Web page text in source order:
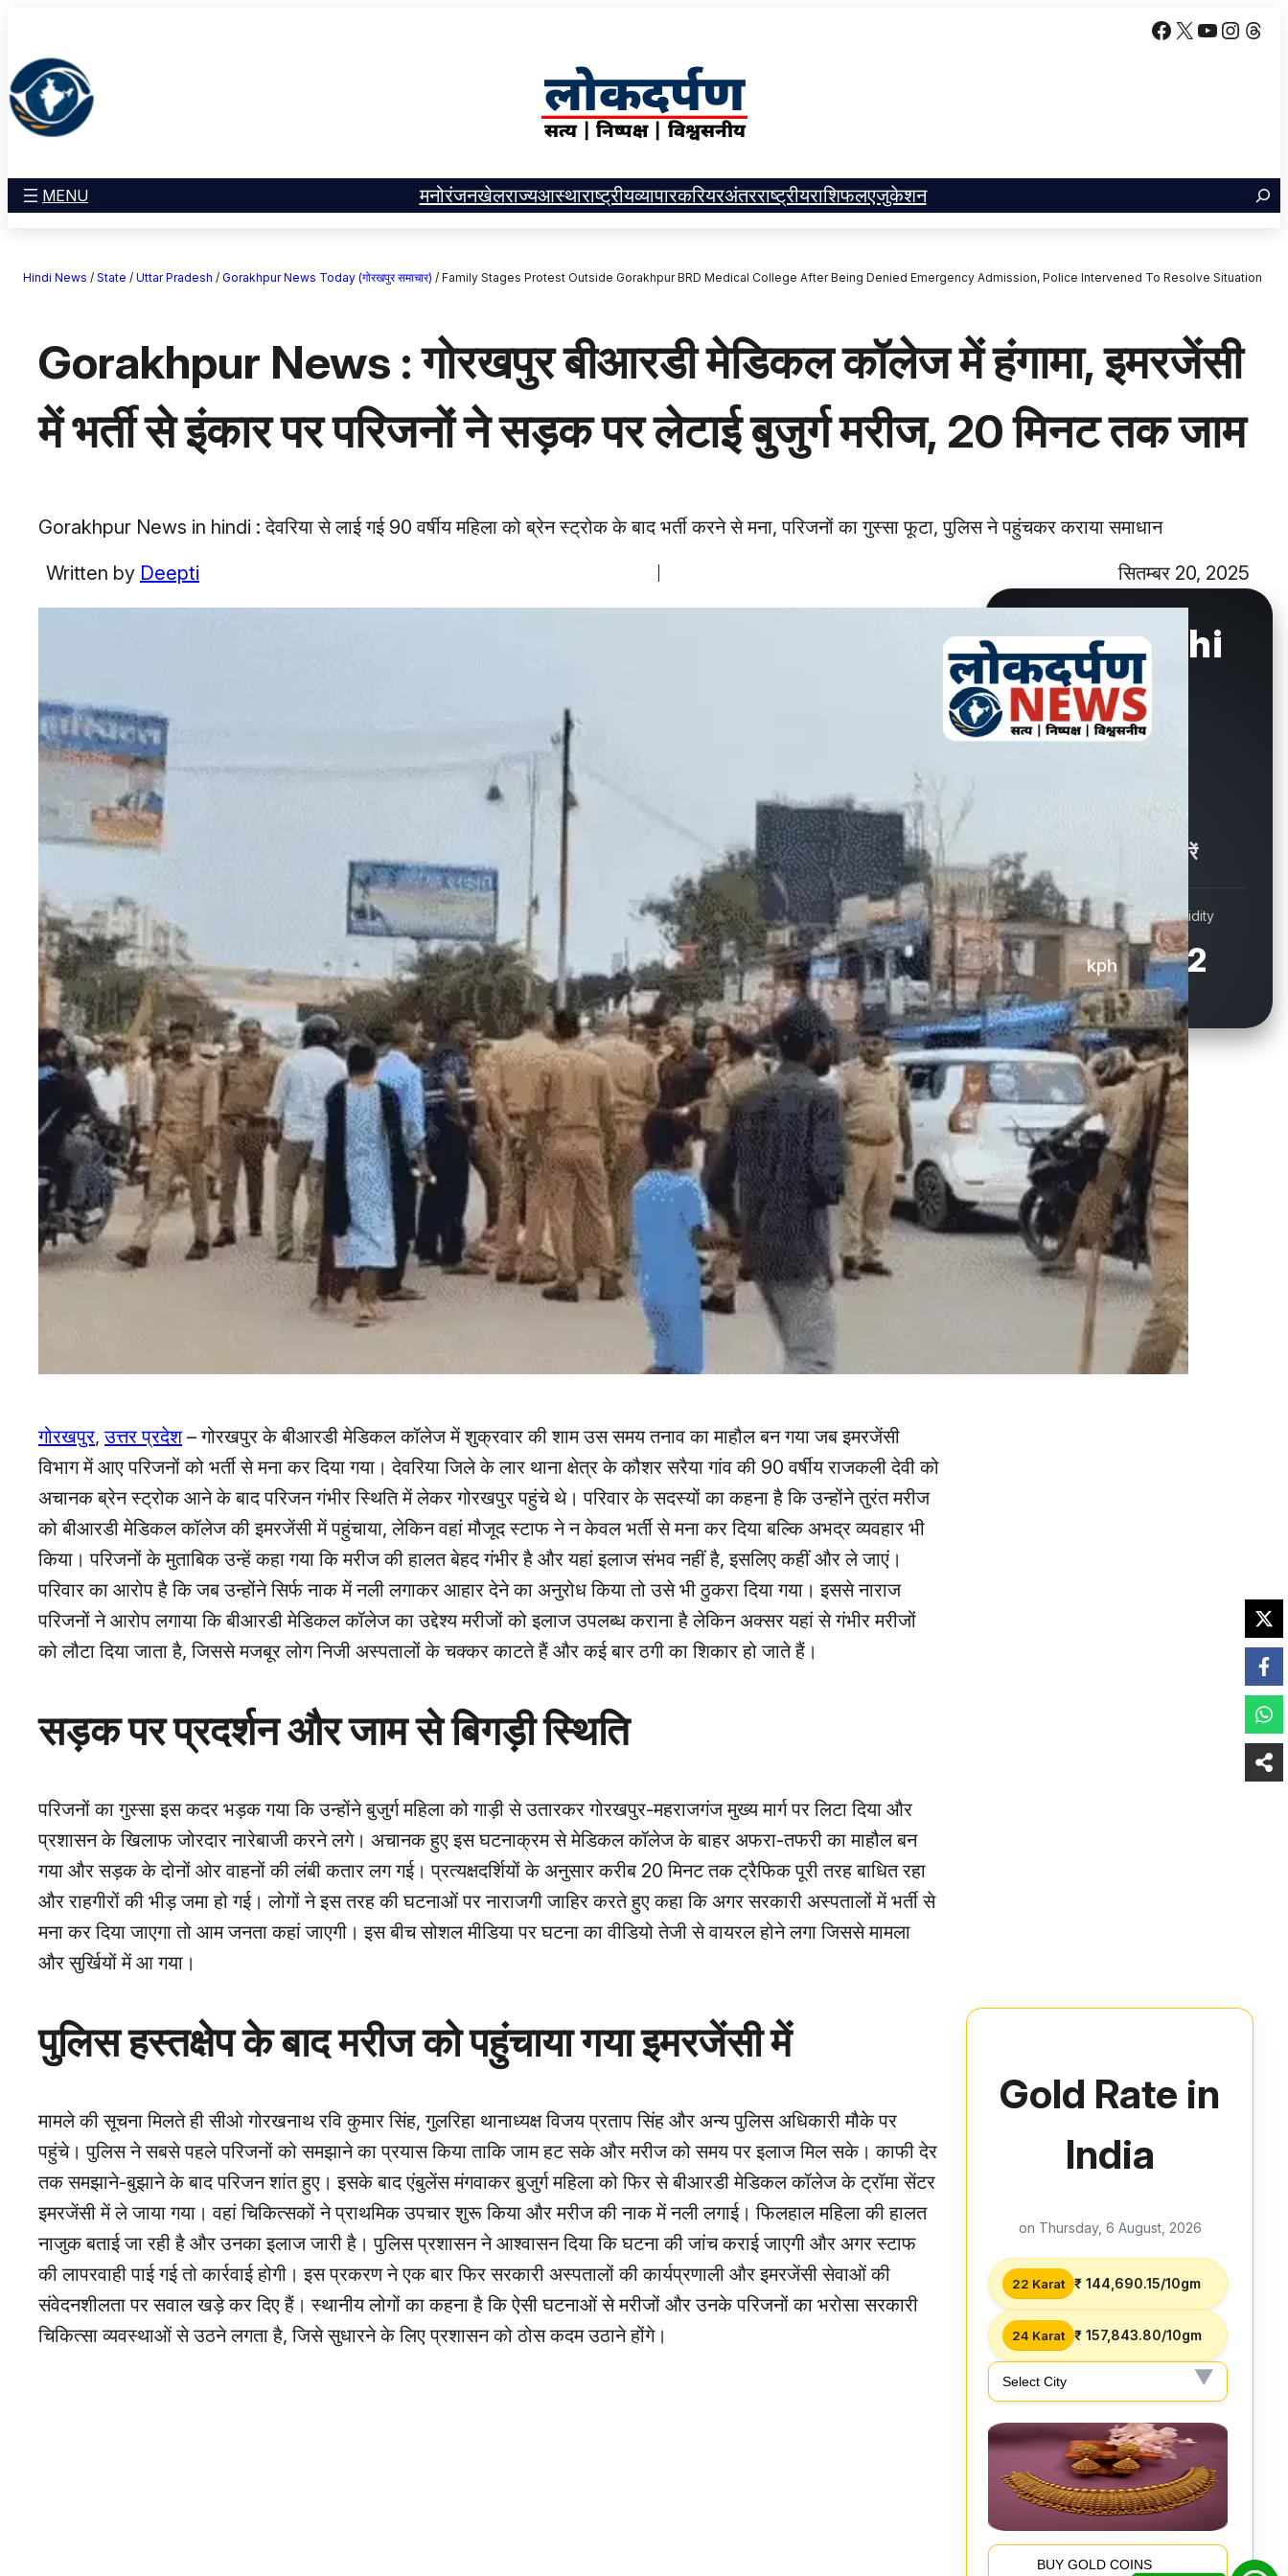
जाएं
Facebook
X YouTube
MENU
खेल
राज्य
आस्था
व्यापार
राशिफल
Facebook InstagramX
मनोरंजनखेलराज्यआस्थाराष्ट्रीयव्यापारकरियरअंतरराष्ट्रीयराशिफलएजुकेशन
Hindi News / State / Uttar Pradesh / Gorakhpur News Today (गोरखपुर समाचार) / Family Stages Protest Outside Gorakhpur BRD Medical College After Being Denied Emergency Admission, Police Intervened To Resolve Situation
Gorakhpur News : गोरखपुर बीआरडी मेडिकल कॉलेज में हंगामा, इमरजेंसी
में भर्ती से इंकार पर परिजनों ने सड़क पर लेटाई बुजुर्ग मरीज, 20 मिनट तक जाम
Gorakhpur News in hindi : देवरिया से लाई गई 90 वर्षीय महिला को ब्रेन स्ट्रोक के बाद भर्ती करने से मना, परिजनों का गुस्सा फूटा, पुलिस ने पहुंचकर कराया समाधान
Written by Deepti सितम्बर 20, 2025
गोरखपुर,उत्तर प्रदेश– गोरखपुर के बीआरडी मेडिकल कॉलेज में शुक्रवार की शाम उस समय तनाव का माहौल बन गया जब इमरजेंसी
विभाग में आए परिजनों को भर्ती से मना कर दिया गया। देवरिया जिले के लार थाना क्षेत्र के कौशर सरैया गांव की 90 वर्षीय राजकली देवी को
अचानक ब्रेन स्ट्रोक आने के बाद परिजन गंभीर स्थिति में लेकर गोरखपुर पहुंचे थे। परिवार के सदस्यों का कहना है कि उन्होंने तुरंत मरीज
को बीआरडी मेडिकल कॉलेज की इमरजेंसी में पहुंचाया, लेकिन वहां मौजूद स्टाफ ने न केवल भर्ती से मना कर दिया बल्कि अभद्र व्यवहार भी
किया। परिजनों के मुताबिक उन्हें कहा गया कि मरीज की हालत बेहद गंभीर है और यहां इलाज संभव नहीं है, इसलिए कहीं और ले जाएं।
परिवार का आरोप है कि जब उन्होंने सिर्फ नाक में नली लगाकर आहार देने का अनुरोध किया तो उसे भी ठुकरा दिया गया। इससे नाराज
परिजनों ने आरोप लगाया कि बीआरडी मेडिकल कॉलेज का उद्देश्य मरीजों को इलाज उपलब्ध कराना है लेकिन अक्सर यहां से गंभीर मरीजों
को लौटा दिया जाता है, जिससे मजबूर लोग निजी अस्पतालों के चक्कर काटते हैं और कई बार ठगी का शिकार हो जाते हैं।
सड़क पर प्रदर्शन और जाम से बिगड़ी स्थिति
परिजनों का गुस्सा इस कदर भड़क गया कि उन्होंने बुजुर्ग महिला को गाड़ी से उतारकर गोरखपुर-महराजगंज मुख्य मार्ग पर लिटा दिया और
प्रशासन के खिलाफ जोरदार नारेबाजी करने लगे। अचानक हुए इस घटनाक्रम से मेडिकल कॉलेज के बाहर अफरा-तफरी का माहौल बन
गया और सड़क के दोनों ओर वाहनों की लंबी कतार लग गई। प्रत्यक्षदर्शियों के अनुसार करीब 20 मिनट तक ट्रैफिक पूरी तरह बाधित रहा
और राहगीरों की भीड़ जमा हो गई। लोगों ने इस तरह की घटनाओं पर नाराजगी जाहिर करते हुए कहा कि अगर सरकारी अस्पतालों में भर्ती से
मना कर दिया जाएगा तो आम जनता कहां जाएगी। इस बीच सोशल मीडिया पर घटना का वीडियो तेजी से वायरल होने लगा जिससे मामला
और सुर्खियों में आ गया।
पुलिस हस्तक्षेप के बाद मरीज को पहुंचाया गया इमरजेंसी में
मामले की सूचना मिलते ही सीओ गोरखनाथ रवि कुमार सिंह, गुलरिहा थानाध्यक्ष विजय प्रताप सिंह और अन्य पुलिस अधिकारी मौके पर
पहुंचे। पुलिस ने सबसे पहले परिजनों को समझाने का प्रयास किया ताकि जाम हट सके और मरीज को समय पर इलाज मिल सके। काफी देर
तक समझाने-बुझाने के बाद परिजन शांत हुए। इसके बाद एंबुलेंस मंगवाकर बुजुर्ग महिला को फिर से बीआरडी मेडिकल कॉलेज के ट्रॉमा सेंटर
इमरजेंसी में ले जाया गया। वहां चिकित्सकों ने प्राथमिक उपचार शुरू किया और मरीज की नाक में नली लगाई। फिलहाल महिला की हालत
नाजुक बताई जा रही है और उनका इलाज जारी है। पुलिस प्रशासन ने आश्वासन दिया कि घटना की जांच कराई जाएगी और अगर स्टाफ
की लापरवाही पाई गई तो कार्रवाई होगी। इस प्रकरण ने एक बार फिर सरकारी अस्पतालों की कार्यप्रणाली और इमरजेंसी सेवाओं की
संवेदनशीलता पर सवाल खड़े कर दिए हैं। स्थानीय लोगों का कहना है कि ऐसी घटनाओं से मरीजों और उनके परिजनों का भरोसा सरकारी
चिकित्सा व्यवस्थाओं से उठने लगता है, जिसे सुधारने के लिए प्रशासन को ठोस कदम उठाने होंगे।
New Delhi
°C
Showers / बौछारें
Wind
16.9kph
Humidity
72
Gold Rate in
India
on Thursday, 6 August, 2026
22 Karat ₹ 144,690.15/10gm
24 Karat ₹ 157,843.80/10gm
BUY GOLD COINS